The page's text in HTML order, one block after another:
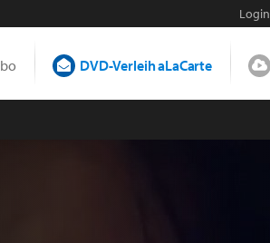
Login
DVD-Verleih aLaCarte